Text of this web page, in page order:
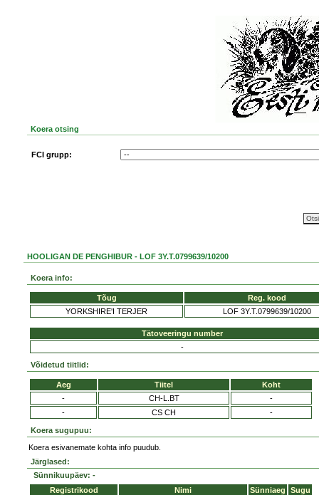
Koera otsing
FCI grupp:
HOOLIGAN DE PENGHIBUR - LOF 3Y.T.0799639/10200
Koera info:
Tõug
Reg. kood
YORKSHIRE'I TERJER
LOF 3Y.T.0799639/10200
Tätoveeringu number
-
Võidetud tiitlid:
Aeg Tiitel
Koht
-
CH-L.BT
-
-
CS CH -
Koera sugupuu:
Koera esivanemate kohta info puudub.
Järglased:
Sünnikuupäev: -
Registrikood
Nimi Sünniaeg
Sugu